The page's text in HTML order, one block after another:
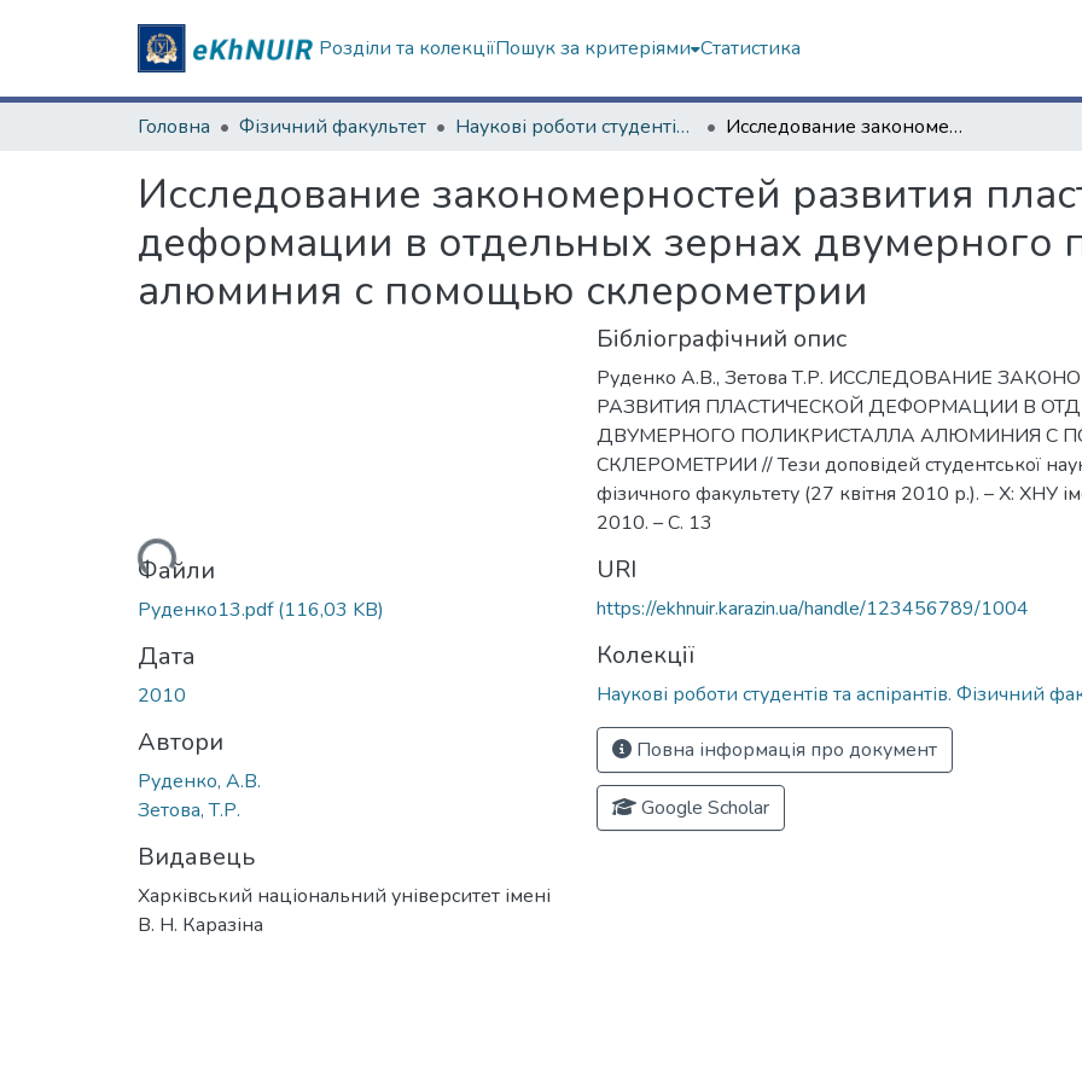
Розділи та колекціїПошук за критеріями Статистика
Головна Фізичний факультет Наукові роботи студентів та аспірантів. Фізичний факультет Исследование закономерностей развития пластической деформации в отдельных зернах двумерного поликристалла алюминия с помощью склерометрии
Исследование закономерностей развития
деформации в отдельных зернах двумерного
алюминия с помощью склерометрии
Вантажиться...Файли
Руденко13.pdf(116,03 KB)
Дата
2010
Автори
Руденко, А.В.
Зетова, Т.Р.
Видавець
Харківський національний університет імені
В. Н. Каразіна
Бібліографічний опис
Руденко А.В., Зетова Т.Р. ИССЛЕДОВАНИЕ
РАЗВИТИЯ ПЛАСТИЧЕСКОЙ ДЕФОРМАЦИИ В
ДВУМЕРНОГО ПОЛИКРИСТАЛЛА АЛЮМИНИЯ С
СКЛЕРОМЕТРИИ // Тези доповідей студентської
фізичного факультету (27 квітня 2010 р.). – Х: ХНУ
2010. – С. 13
URI
https://ekhnuir.karazin.ua/handle/123456789/1004
Колекції
Наукові роботи студентів та аспірантів. Фізичний
Повна інформація про документ
Google Scholar